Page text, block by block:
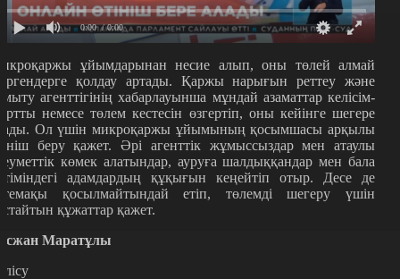
0:00 / 0:00
ұйымдарынан несие алып, оны төлей алмай
қолдау артады. Қаржы нарығын реттеу және
агенттігінің хабарлауынша мұндай азаматтар келісім-
немесе төлем кестесін өзгертіп, оны кейінге шегере
Ол үшін микроқаржы ұйымының қосымшасы арқылы
беру қажет. Әрі агенттік жұмыссыздар мен атаулы
көмек алатындар, ауруға шалдыққандар мен бала
адамдардың құқығын кеңейтіп отыр. Десе де
қосылмайтындай етіп, төлемді шегеру үшін
құжаттар қажет.
Маратұлы